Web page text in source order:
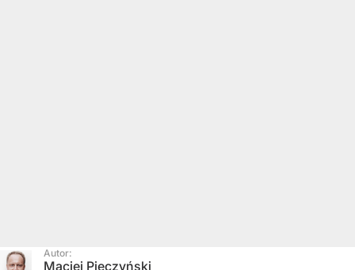
Autor:
Maciej Pieczyński